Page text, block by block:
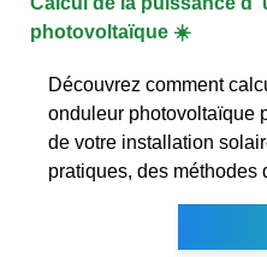
photovoltaïque ☀️
Découvrez comment
onduleur photovoltaïque
de votre installation
pratiques, des méthodes